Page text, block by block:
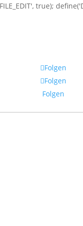
true);
Folgen
Folgen
Folgen